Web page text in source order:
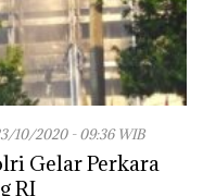
10/2020 - 09:36 WIB
Gelar Perkara
RI